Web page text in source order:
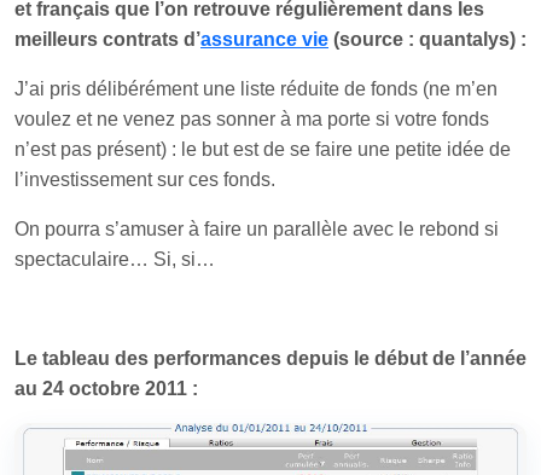
et français que l’on retrouve régulièrement dans les
meilleurs contrats d’assurance vie (source : quantalys) :
J’ai pris délibérément une liste réduite de fonds (ne m’en
voulez et ne venez pas sonner à ma porte si votre fonds
n’est pas présent) : le but est de se faire une petite idée de
l’investissement sur ces fonds.
On pourra s’amuser à faire un parallèle avec le rebond si
spectaculaire… Si, si…
Le tableau des performances depuis le début de l’année
au 24 octobre 2011 :